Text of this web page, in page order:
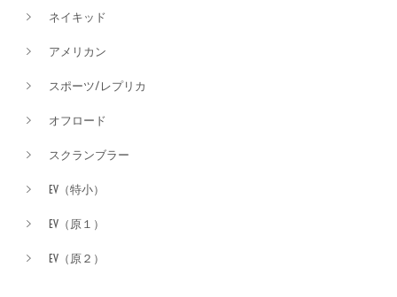
ネイキッド
アメリカン
スポーツ/レプリカ
オフロード
スクランブラー
EV（特小）
EV（原１）
EV（原２）